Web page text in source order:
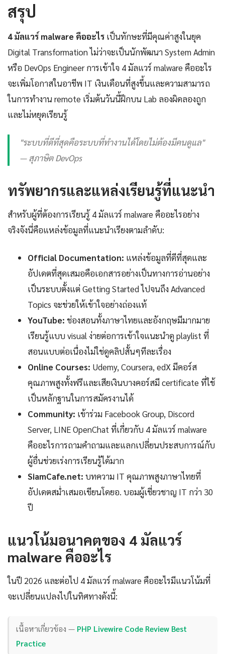
สรุป
4 มัลแวร์ malware คืออะไร เป็นทักษะที่มีคุณค่าสูงในยุค
Digital Transformation ไม่ว่าจะเป็นนักพัฒนา System Admin
หรือ DevOps Engineer การเข้าใจ 4 มัลแวร์ malware คืออะไร
จะเพิ่มโอกาสในอาชีพ IT เงินเดือนที่สูงขึ้นและความสามารถ
ในการทำงาน remote เริ่มต้นวันนี้ฝึกบน Lab ลองผิดลองถูก
และไม่หยุดเรียนรู้
"ระบบที่ดีที่สุดคือระบบที่ทำงานได้โดยไม่ต้องมีคนดูแล"
— สุภาษิต DevOps
ทรัพยากรและแหล่งเรียนรู้ที่แนะนำ
สำหรับผู้ที่ต้องการเรียนรู้ 4 มัลแวร์ malware คืออะไรอย่าง
จริงจังนี่คือแหล่งข้อมูลที่แนะนำเรียงตามลำดับ:
Official Documentation: แหล่งข้อมูลที่ดีที่สุดและ
อัปเดตที่สุดเสมอคือเอกสารอย่างเป็นทางการอ่านอย่าง
เป็นระบบตั้งแต่ Getting Started ไปจนถึง Advanced
Topics จะช่วยให้เข้าใจอย่างถ่องแท้
YouTube: ช่องสอนทั้งภาษาไทยและอังกฤษมีมากมาย
เรียนรู้แบบ visual ง่ายต่อการเข้าใจแนะนำดู playlist ที่
สอนแบบต่อเนื่องไม่ใช่ดูคลิปสั้นๆทีละเรื่อง
Online Courses: Udemy, Coursera, edX มีคอร์ส
คุณภาพสูงทั้งฟรีและเสียเงินบางคอร์สมี certificate ที่ใช้
เป็นหลักฐานในการสมัครงานได้
Community: เข้าร่วม Facebook Group, Discord
Server, LINE OpenChat ที่เกี่ยวกับ 4 มัลแวร์ malware
คืออะไรการถามคำถามและแลกเปลี่ยนประสบการณ์กับ
ผู้อื่นช่วยเร่งการเรียนรู้ได้มาก
SiamCafe.net: บทความ IT คุณภาพสูงภาษาไทยที่
อัปเดตสม่ำเสมอเขียนโดยอ. บอมผู้เชี่ยวชาญ IT กว่า 30
ปี
แนวโน้มอนาคตของ 4 มัลแวร์
malware คืออะไร
ในปี 2026 และต่อไป 4 มัลแวร์ malware คืออะไรมีแนวโน้มที่
จะเปลี่ยนแปลงไปในทิศทางดังนี้:
เนื้อหาเกี่ยวข้อง — PHP Livewire Code Review Best
Practice